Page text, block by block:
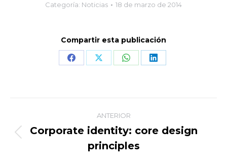
Categoría: Noticias 18 de marzo de 2014
Compartir esta publicación
Share Share Share Share
Navegación
entre
publicaciones
ANTERIOR
Publicación
anterior:
Corporate identity: core design
principles